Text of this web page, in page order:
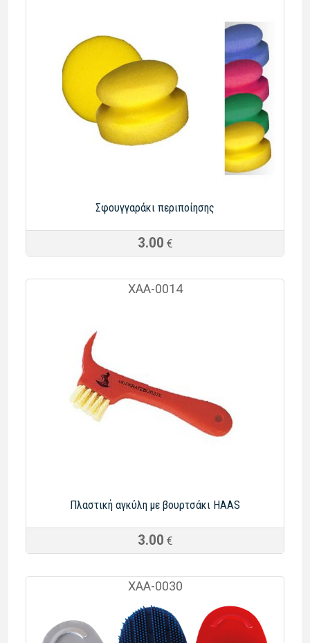
Σφουγγαράκι περιποίησης
3.00 €
ΧΑΑ-0014
Πλαστική αγκύλη με βουρτσάκι HAAS
3.00 €
XAA-0030